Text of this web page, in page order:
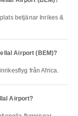
Airport (BEM)?
från Africa.
Airport?